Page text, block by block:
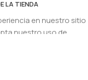
LA TIENDA
en nuestro sitio
nuestro uso de